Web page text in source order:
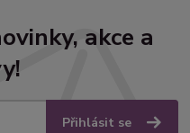
akce a
Přihlásit se